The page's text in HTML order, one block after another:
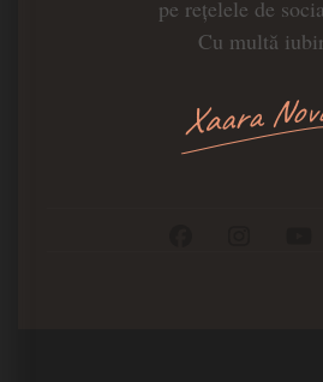
pe rețelele de
Cu multă
Xaara